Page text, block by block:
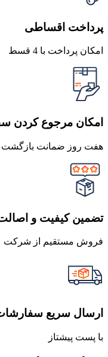
پرداخت اقساطی
امکان پرداخت با 4 قسط
امکان مرجوع کردن
هفت روز ضمانت بازگشت
تضمین کیفیت و
فروش مستقیم از شرکت
ارسال سریع
با پست پیشتاز